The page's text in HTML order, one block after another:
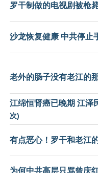
罗干制做的电视剧被枪
沙龙恢复健康 中共停止
老外的肠子没有老江的
江绵恒肾癌已晚期 江泽
次)
有点恶心！罗干和老江
为何中共高层只骂曾庆